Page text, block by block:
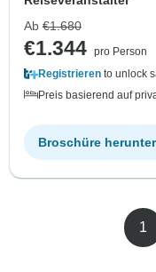
Ab €1.680
€1.344 pro Person
Registrieren to unlock
Preis basierend auf
Broschüre
1